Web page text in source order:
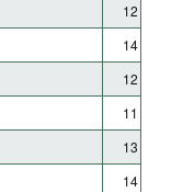
12
14
12
11
13
14